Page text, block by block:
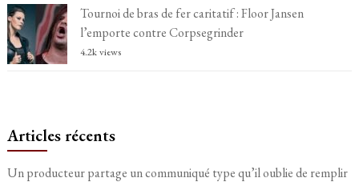
Tournoi de bras de fer caritatif : Floor Jansen
l’emporte contre Corpsegrinder
4.2k views
Articles récents
Un producteur partage un communiqué type qu’il oublie de remplir